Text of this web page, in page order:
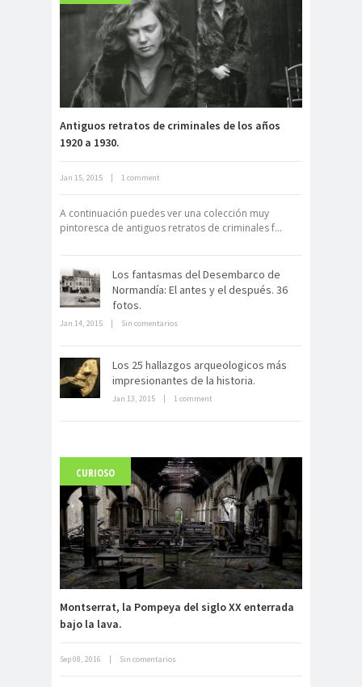
Fuerte abandonado del siglo XIX
Neuromarketing: el uso de la
electrónico
Carlo Acutis, el beato incorrupto de
15 años
Archivo Getty, un tesoro bajo tierra
Antiguos retratos de criminales de los años
1920 a 1930.
Jan 15, 2015 1 comment
A continuación puedes ver una colección muy
pintoresca de antiguos retratos de criminales f...
Los fantasmas del Desembarco de
Normandía: El antes y el después. 36
fotos.
Jan 14, 2015 Sin comentarios
Los 25 hallazgos arqueologicos más
impresionantes de la historia.
Jan 13, 2015 1 comment
CURIOSO
Montserrat, la Pompeya del siglo XX enterrada
bajo la lava.
Sep 08, 2016 Sin comentarios